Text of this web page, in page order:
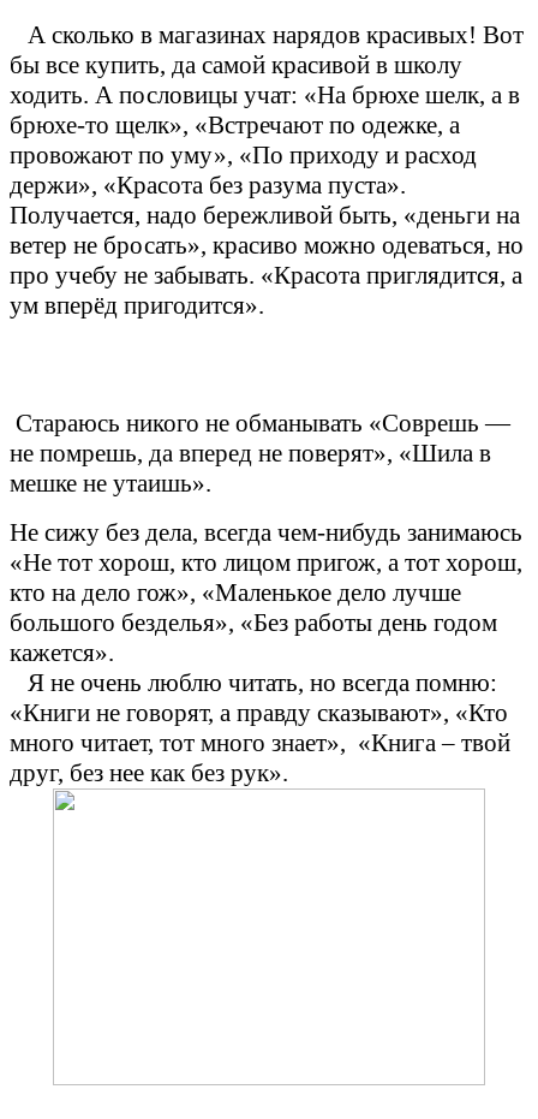
А сколько в магазинах нарядов красивых! Вот
бы все купить, да самой красивой в школу
ходить. А пословицы учат: «На брюхе шелк, а в
брюхе-то щелк», «Встречают по одежке, а
провожают по уму», «По приходу и расход
держи», «Красота без разума пуста».
Получается, надо бережливой быть, «деньги на
ветер не бросать», красиво можно одеваться, но
про учебу не забывать. «Красота приглядится, а
ум вперёд пригодится».
Стараюсь никого не обманывать «Соврешь —
не помрешь, да вперед не поверят», «Шила в
мешке не утаишь».
Не сижу без дела, всегда чем-нибудь занимаюсь
«Не тот хорош, кто лицом пригож, а тот хорош,
кто на дело гож», «Маленькое дело лучше
большого безделья», «Без работы день годом
кажется».
Я не очень люблю читать, но всегда помню:
«Книги не говорят, а правду сказывают», «Кто
много читает, тот много знает», «Книга – твой
друг, без нее как без рук».